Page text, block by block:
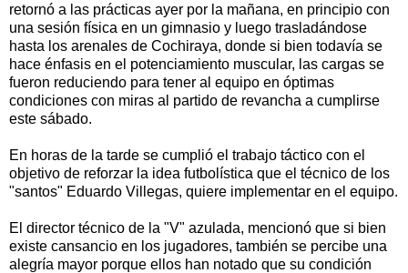
retornó a las prácticas ayer por la mañana, en principio con
una sesión física en un gimnasio y luego trasladándose
hasta los arenales de Cochiraya, donde si bien todavía se
hace énfasis en el potenciamiento muscular, las cargas se
fueron reduciendo para tener al equipo en óptimas
condiciones con miras al partido de revancha a cumplirse
este sábado.
En horas de la tarde se cumplió el trabajo táctico con el
objetivo de reforzar la idea futbolística que el técnico de los
"santos" Eduardo Villegas, quiere implementar en el equipo.
El director técnico de la "V" azulada, mencionó que si bien
existe cansancio en los jugadores, también se percibe una
alegría mayor porque ellos han notado que su condición